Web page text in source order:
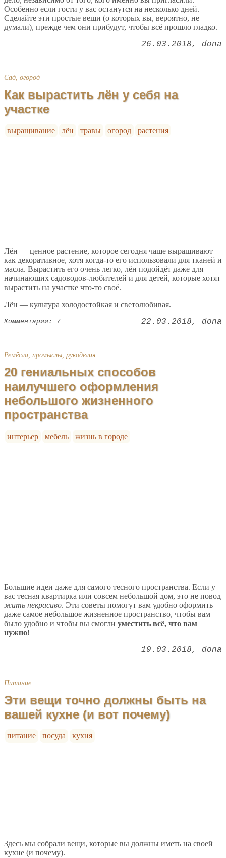
Особенно если гости у вас останутся на несколько дней.
Сделайте эти простые вещи (о которых вы, вероятно, не
думали), прежде чем они прибудут, чтобы всё прошло гладко.
26.03.2018 dona
Сад, огород
Как вырастить лён у себя на
участке
выращивание лён травы огород растения
Лён — ценное растение, которое сегодня чаще выращивают
как декоративное, хотя когда-то его использовали для тканей и
масла. Вырастить его очень легко, лён подойдёт даже для
начинающих садоводов-любителей и для детей, которые хотят
вырастить на участке что-то своё.
Лён — культура холодостойкая и светолюбивая.
Комментарии: 7 22.03.2018 dona
Ремёсла, промыслы, рукоделия
20 гениальных способов
наилучшего оформления
небольшого жизненного
пространства
интерьер мебель жизнь в городе
Большие идеи даже для самого тесного пространства. Если у
вас тесная квартирка или совсем небольшой дом, это не повод
жить некрасиво. Эти советы помогут вам удобно оформить
даже самое небольшое жизненное пространство, чтобы вам
было удобно и чтобы вы смогли уместить всё, что вам
нужно!
19.03.2018 dona
Питание
Эти вещи точно должны быть на
вашей кухне (и вот почему)
питание посуда кухня
Здесь мы собрали вещи, которые вы должны иметь на своей
кухне (и почему).